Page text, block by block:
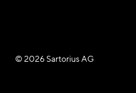
© 2026 Sartorius AG